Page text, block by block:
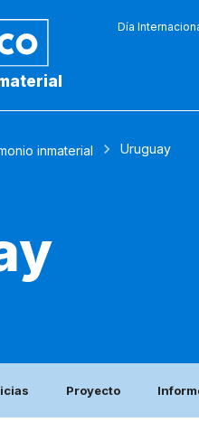
Día
inmaterial Uruguay
Proyecto